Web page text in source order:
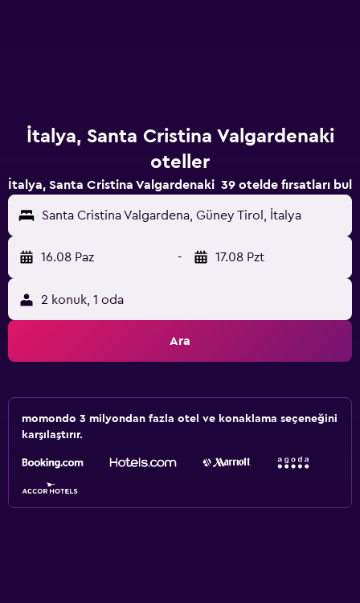
İtalya, Santa Cristina Valgardenaki
oteller
İtalya, Santa Cristina Valgardenaki 39 otelde fırsatları bul
Santa Cristina Valgardena, Güney Tirol, İtalya
16.08 Paz - 17.08 Pzt
2 konuk, 1 oda
Ara
momondo 3 milyondan fazla otel ve konaklama seçeneğini
karşılaştırır.